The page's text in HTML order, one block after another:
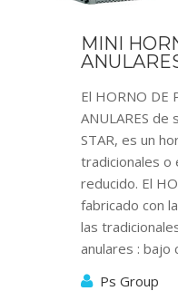
MINI
El HORNO DE
ANULARES
STAR, es un
tradicionales o
reducido. El
fabricado con
las
anulares : bajo
Ps Group